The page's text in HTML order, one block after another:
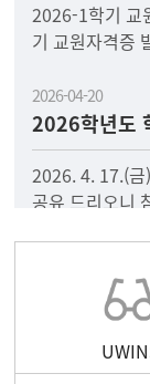
2026-1학기 교
기 교원자격증
2026-04-20
2026학년도
2026. 4. 17.(금
공유 드리오니